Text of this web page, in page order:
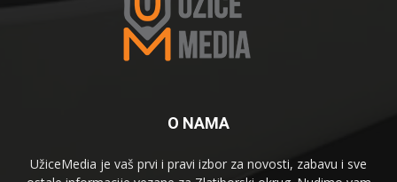
O NAMA
UžiceMedia je vaš prvi i pravi izbor za novosti, zabavu i sve